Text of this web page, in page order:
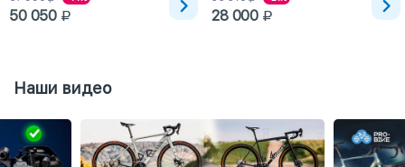
50 050 28 000
Наши видео